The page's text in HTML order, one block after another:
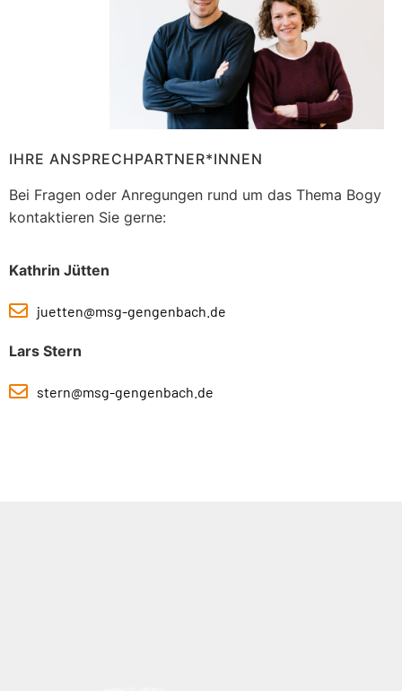
IHRE ANSPRECHPARTNER*INNEN
Bei Fragen oder Anregungen rund um das Thema Bogy
kontaktieren Sie gerne:
Kathrin Jütten
juetten@msg-gengenbach.de
Lars Stern
stern@msg-gengenbach.de